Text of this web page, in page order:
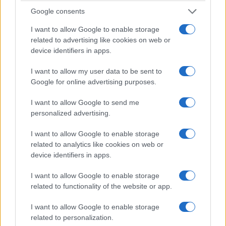
Google consents
I want to allow Google to enable storage
related to advertising like cookies on web or
device identifiers in apps.
I want to allow my user data to be sent to
Google for online advertising purposes.
I want to allow Google to send me
personalized advertising.
I want to allow Google to enable storage
related to analytics like cookies on web or
device identifiers in apps.
I want to allow Google to enable storage
related to functionality of the website or app.
I want to allow Google to enable storage
related to personalization.
E questa, se non vi dispiace, è la differenza tra il
nostro povero cristianesimo e le altre religioni,
massime l’islam: nessun Dio è venuto ad imporci
remissione,Cristo è venuto a liberarci dall’
“uomo per il sabato”, dalle convenzioni, dalle
nome di Dio. Ad insegnarci a prendere addosso a
noi una croce fatta, quella sì, di scelta, di
coraggio. Di libertà.